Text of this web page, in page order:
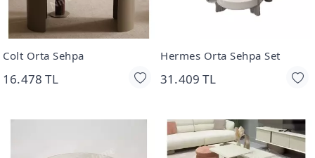
Colt Orta Sehpa
16.478 TL
Hermes Orta Sehpa Set
31.409 TL